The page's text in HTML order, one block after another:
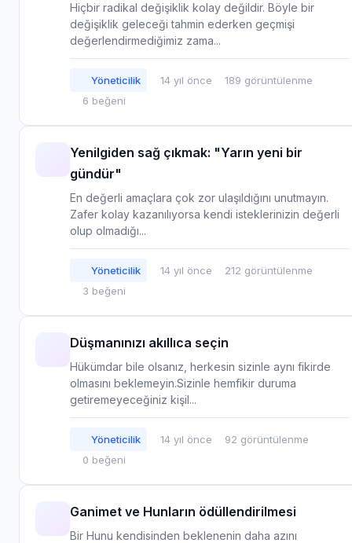
Hiçbir radikal değişiklik kolay değildir. Böyle bir
değişiklik geleceği tahmin ederken geçmişi
değerlendirmediğimiz zama...
Yöneticilik 14 yıl önce
189 görüntülenme
6 beğeni
Yenilgiden sağ çıkmak: "Yarın yeni bir
gündür"
En değerli amaçlara çok zor ulaşıldığını unutmayın.
Zafer kolay kazanılıyorsa kendi isteklerinizin değerli
olup olmadığı...
Yöneticilik 14 yıl önce
212 görüntülenme
3 beğeni
Düşmanınızı akıllıca seçin
Hükümdar bile olsanız, herkesin sizinle aynı fikirde
olmasını beklemeyin.Sizinle hemfikir duruma
getiremeyeceğiniz kişil...
Yöneticilik 14 yıl önce
92 görüntülenme
0 beğeni
Ganimet ve Hunların ödüllendirilmesi
Bir Hunu kendisinden beklenenin daha azını